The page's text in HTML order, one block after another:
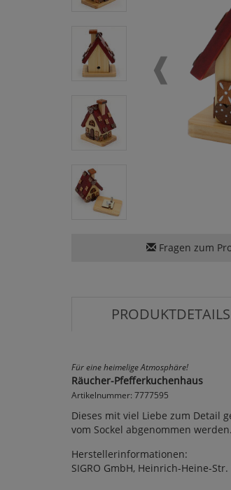
Fragen zum
PRODUKTDETAILS
Für eine heimelige Atmosphäre!
Räucher-Pfefferkuchenhaus
Artikelnummer: 7777595
Dieses mit viel Liebe zum Detail
vom Sockel abgenommen
Herstellerinformationen:
SIGRO GmbH, Heinrich-Heine-